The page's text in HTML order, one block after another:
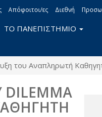
Απόφοιτοι/ες Διεθνή
ΤΟ ΠΑΝΕΠΙΣΤΗΜΙΟ
του Αναπληρωτή
DILEMMA